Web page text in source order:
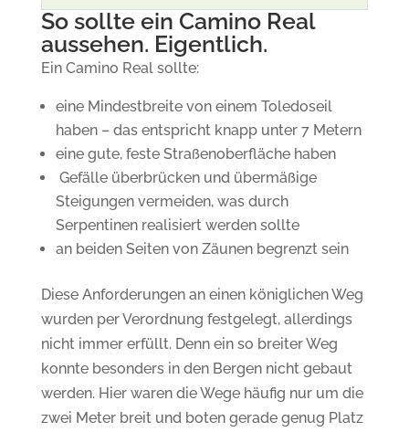
So sollte ein Camino Real
aussehen. Eigentlich.
Ein Camino Real sollte:
eine Mindestbreite von einem Toledoseil
haben – das entspricht knapp unter 7 Metern
eine gute, feste Straßenoberfläche haben
Gefälle überbrücken und übermäßige
Steigungen vermeiden, was durch
Serpentinen realisiert werden sollte
an beiden Seiten von Zäunen begrenzt sein
Diese Anforderungen an einen königlichen Weg
wurden per Verordnung festgelegt, allerdings
nicht immer erfüllt. Denn ein so breiter Weg
konnte besonders in den Bergen nicht gebaut
werden. Hier waren die Wege häufig nur um die
zwei Meter breit und boten gerade genug Platz